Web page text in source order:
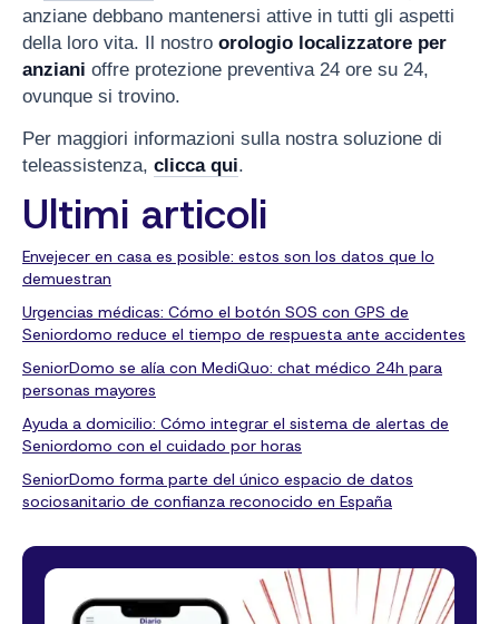
anziane debbano mantenersi attive in tutti gli aspetti
della loro vita. Il nostro orologio localizzatore per
anziani offre protezione preventiva 24 ore su 24,
ovunque si trovino.
Per maggiori informazioni sulla nostra soluzione di
teleassistenza, clicca qui.
Ultimi articoli
Envejecer en casa es posible: estos son los datos que lo
demuestran
Urgencias médicas: Cómo el botón SOS con GPS de
Seniordomo reduce el tiempo de respuesta ante accidentes
SeniorDomo se alía con MediQuo: chat médico 24h para
personas mayores
Ayuda a domicilio: Cómo integrar el sistema de alertas de
Seniordomo con el cuidado por horas
SeniorDomo forma parte del único espacio de datos
sociosanitario de confianza reconocido en España